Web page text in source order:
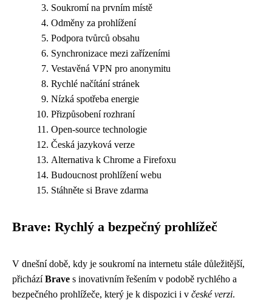
Soukromí na prvním místě
Odměny za prohlížení
Podpora tvůrců obsahu
Synchronizace mezi zařízeními
Vestavěná VPN pro anonymitu
Rychlé načítání stránek
Nízká spotřeba energie
Přizpůsobení rozhraní
Open-source technologie
Česká jazyková verze
Alternativa k Chrome a Firefoxu
Budoucnost prohlížení webu
Stáhněte si Brave zdarma
Brave: Rychlý a bezpečný prohlížeč
V dnešní době, kdy je soukromí na internetu stále důležitější,
přicházíBrave s inovativním řešením v podobě rychlého a
bezpečného prohlížeče, který je k dispozici i v české verzi.